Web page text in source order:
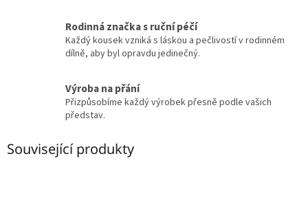
Rodinná značka s ruční péčí
Každý kousek vzniká s láskou a pečlivostí v rodinném
dílně, aby byl opravdu jedinečný.
Výroba na přání
Přizpůsobíme každý výrobek přesně podle vašich
představ.
Související produkty